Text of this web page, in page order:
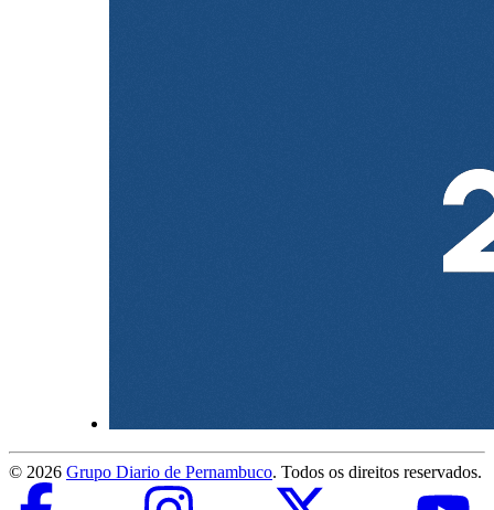
© 2026 Grupo Diario de Pernambuco. Todos os direitos reservados.